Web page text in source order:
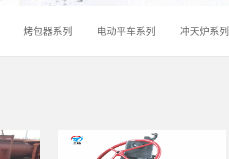
烤包器系列 电动平车系列 冲天炉系列